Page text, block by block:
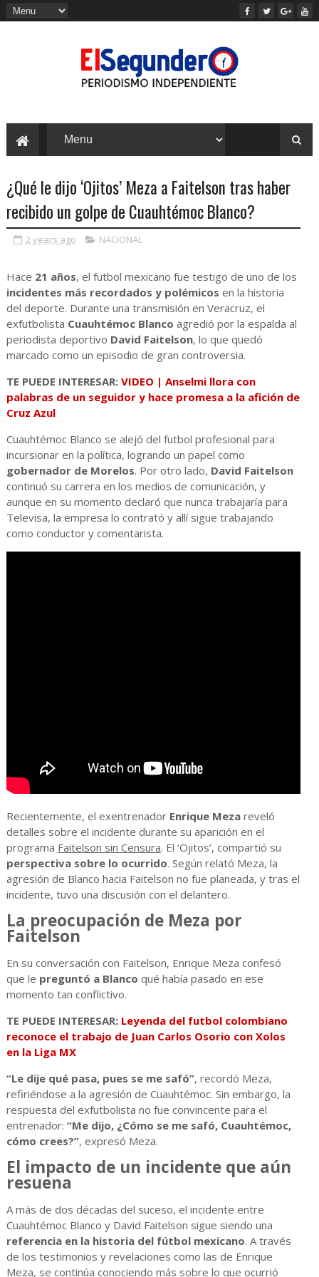
¿Qué le dijo ‘Ojitos’ Meza a Faitelson tras haber
recibido un golpe de Cuauhtémoc Blanco?
2 years ago NACIONAL
Hace 21 años, el futbol mexicano fue testigo de uno de los
incidentes más recordados y polémicos en la historia
del deporte. Durante una transmisión en Veracruz, el
exfutbolista Cuauhtémoc Blanco agredió por la espalda al
periodista deportivo David Faitelson, lo que quedó
marcado como un episodio de gran controversia.
TE PUEDE INTERESAR: VIDEO | Anselmi llora con
palabras de un seguidor y hace promesa a la afición de
Cruz Azul
Cuauhtémoc Blanco se alejó del futbol profesional para
incursionar en la política, logrando un papel como
gobernador de Morelos. Por otro lado, David Faitelson
continuó su carrera en los medios de comunicación, y
aunque en su momento declaró que nunca trabajaría para
Televisa, la empresa lo contrató y allí sigue trabajando
como conductor y comentarista.
Recientemente, el exentrenador Enrique Mezareveló
detalles sobre el incidente durante su aparición en el
programa Faitelson sin Censura. El ‘Ojitos’, compartió su
perspectiva sobre lo ocurrido. Según relató Meza, la
agresión de Blanco hacia Faitelson no fue planeada, y tras el
incidente, tuvo una discusión con el delantero.
La preocupación de Meza por
Faitelson
En su conversación con Faitelson, Enrique Meza confesó
que le preguntó a Blanco qué había pasado en ese
momento tan conflictivo.
TE PUEDE INTERESAR: Leyenda del futbol colombiano
reconoce el trabajo de Juan Carlos Osorio con Xolos
en la Liga MX
“Le dije qué pasa, pues se me safó”, recordó Meza,
refiriéndose a la agresión de Cuauhtémoc. Sin embargo, la
respuesta del exfutbolista no fue convincente para el
entrenador: “Me dijo, ¿Cómo se me safó, Cuauhtémoc,
cómo crees?”, expresó Meza.
El impacto de un incidente que aún
resuena
A más de dos décadas del suceso, el incidente entre
Cuauhtémoc Blanco y David Faitelson sigue siendo una
referencia en la historia del fútbol mexicano. A través
de los testimonios y revelaciones como las de Enrique
Meza, se continúa conociendo más sobre lo que ocurrió